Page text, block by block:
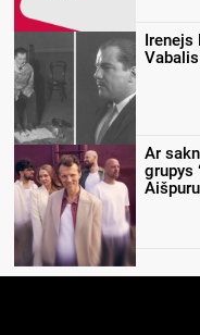
Irenejs
Ar
grupys